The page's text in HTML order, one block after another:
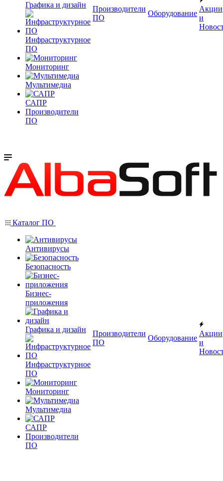
Графика и дизайн
Инфраструктурное
ПО
Мониторинг
Мультимедиа
САПР
Производители
ПО
Производители
ПО
Оборудование
Акции
и
Каталог ПО
Антивирусы
Безопасность
Бизнес-
приложения
Графика и дизайн
Инфраструктурное
ПО
Мониторинг
Мультимедиа
САПР
Производители
ПО
Производители
ПО
Оборудование
Акции
и